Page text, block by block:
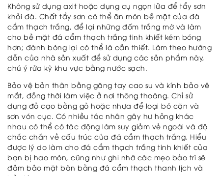
Không sử dụng axit hoặc dụng cụ ngọn lửa để tẩy sơn
khỏi đá. Chất tẩy sơn có thể ăn mòn bề mặt của đá
cẩm thạch trắng, để lại những đốm trắng mờ và làm
cho bề mặt đá cẩm thạch trắng tinh khiết kém bóng
hơn; đánh bóng lại có thể là cần thiết. Làm theo hướng
dẫn của nhà sản xuất để sử dụng các sản phẩm này,
chú ý rửa kỹ khu vực bằng nước sạch.
Bảo vệ bản thân bằng găng tay cao su và kính bảo vệ
mắt, đồng thời làm việc ở nơi thông thoáng. Chỉ sử
dụng đồ cạo bằng gỗ hoặc nhựa để loại bỏ cặn và
sơn vón cục. Có nhiều tác nhân gây hư hỏng khác
nhau có thể có tác động làm suy giảm vẻ ngoài và độ
chắc chắn về cấu trúc của đá cẩm thạch trắng. Hiểu
được lý do làm cho đá cẩm thạch trắng tinh khiết của
bạn bị hao mòn, cũng như ghi nhớ các mẹo bảo trì sẽ
đảm bảo mặt bàn bằng đá cẩm thạch thanh lịch và